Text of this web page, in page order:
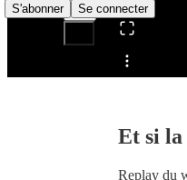
S'abonner Se connecter
Partager
Et si la
Replay du